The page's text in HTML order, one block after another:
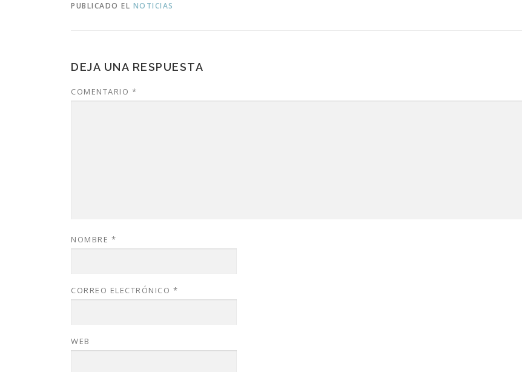
PUBLICADO EL NOTICIAS
DEJA UNA RESPUESTA
COMENTARIO *
NOMBRE *
CORREO ELECTRÓNICO *
WEB